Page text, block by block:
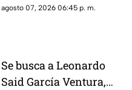
políticos ha sido cuestionado
entre ellos Rubén Rocha y
Enrique Inzunza.
agosto 07, 2026 06:45 p. m.
Se busca a Leonardo
Said García Ventura,